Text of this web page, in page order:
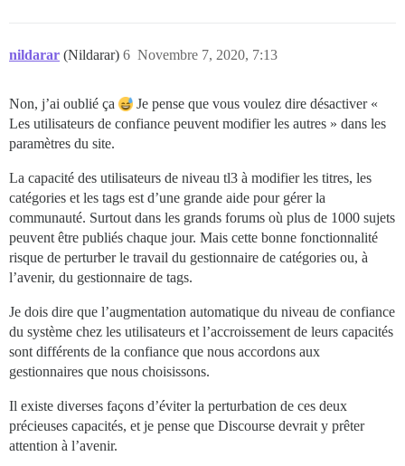
nildarar (Nildarar) Novembre 7, 2020, 7:13
6
Non, j’ai oublié ça
Je pense que vous voulez dire désactiver «
Les utilisateurs de confiance peuvent modifier les autres » dans les
paramètres du site.
La capacité des utilisateurs de niveau tl3 à modifier les titres, les
catégories et les tags est d’une grande aide pour gérer la
communauté. Surtout dans les grands forums où plus de 1000 sujets
peuvent être publiés chaque jour. Mais cette bonne fonctionnalité
risque de perturber le travail du gestionnaire de catégories ou, à
l’avenir, du gestionnaire de tags.
Je dois dire que l’augmentation automatique du niveau de confiance
du système chez les utilisateurs et l’accroissement de leurs capacités
sont différents de la confiance que nous accordons aux
gestionnaires que nous choisissons.
Il existe diverses façons d’éviter la perturbation de ces deux
précieuses capacités, et je pense que Discourse devrait y prêter
attention à l’avenir.